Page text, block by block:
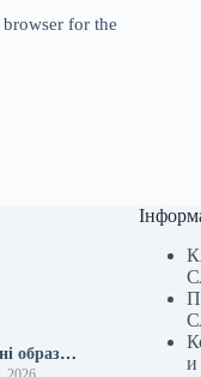
for the
образи
и